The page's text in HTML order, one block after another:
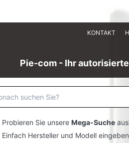
KONTAKT
Pie-com - Ihr
Probieren Sie unsere Mega-Suche
Hersteller und Modell